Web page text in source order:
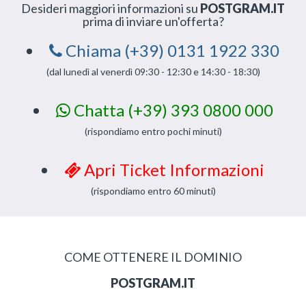
Desideri maggiori informazioni su POSTGRAM.IT
prima di inviare un'offerta?
Chiama (+39) 0131 1922 330
(dal lunedì al venerdì 09:30 - 12:30 e 14:30 - 18:30)
Chatta (+39) 393 0800 000
(rispondiamo entro pochi minuti)
Apri Ticket Informazioni
(rispondiamo entro 60 minuti)
COME OTTENERE IL DOMINIO
POSTGRAM.IT